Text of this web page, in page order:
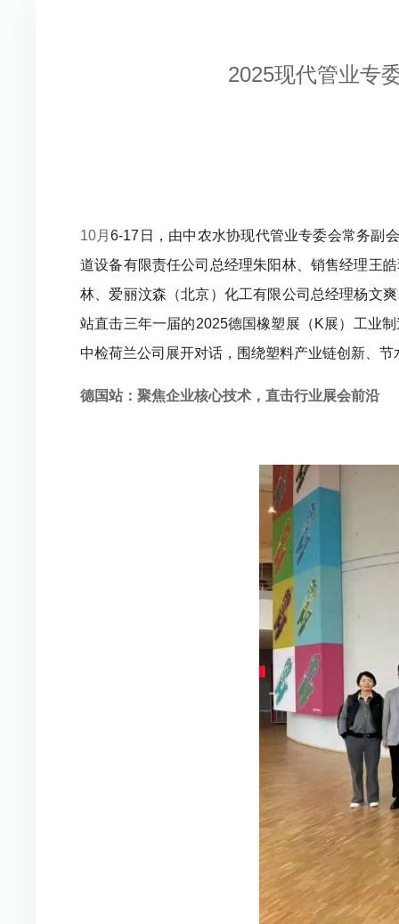
2025现代管业专
10月6-17日，由中农水协现代管业专委会常务副
道设备有限责任公司总经理朱阳林、销售经理王
林、爱丽汶森（北京）化工有限公司总经理杨文
站直击三年一届的2025德国橡塑展（K展）工业
中检荷兰公司展开对话，围绕塑料产业链创新、
德国站：聚焦企业核心技术，直击行业展会前沿